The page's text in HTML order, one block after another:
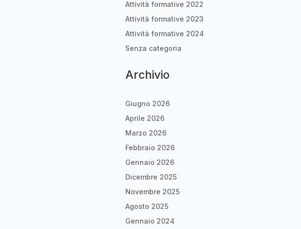
Attività formative 2022
Attività formative 2023
Attività formative 2024
Senza categoria
Archivio
Giugno 2026
Aprile 2026
Marzo 2026
Febbraio 2026
Gennaio 2026
Dicembre 2025
Novembre 2025
Agosto 2025
Gennaio 2024